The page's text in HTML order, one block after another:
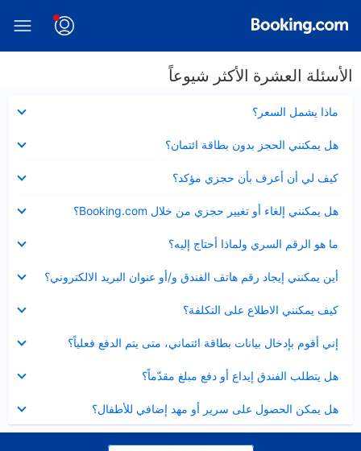
الأسئلة العشرة الأكثر شيوعاً
ماذا يشمل السعر؟
مصغر
هل يمكنني الحجز بدون بطاقة ائتمان؟
مصغر
كيف لي أن أعرف بأن حجزي مؤكد؟
مصغر
هل يمكنني إلغاء أو تغيير حجزي من خلال Booking.com؟
مصغر
ما هو الرقم السري ولماذا أحتاج إليه؟
مصغر
أين يمكنني إيجاد رقم هاتف الفندق و/أو عنوان البريد الالكتروني؟
عرض
مصغر
كيف يمكنني الاطلاع على التكلفة؟
مصغر
إني أقوم بإدخال بيانات بطاقة ائتماني، متى يتم الدفع فعلياً؟
مصغر
هل يتطلب الفندق إيداع أو دفع مبلغ مقدّماً؟
مصغر
هل يمكن الحصول على سرير أو مهد إضافي للأطفال؟
مصغر